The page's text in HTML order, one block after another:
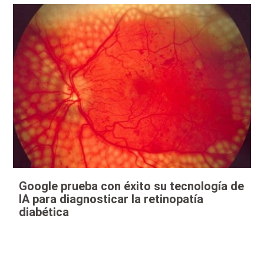
Google prueba con éxito su tecnología de
IA para diagnosticar la retinopatía
diabética